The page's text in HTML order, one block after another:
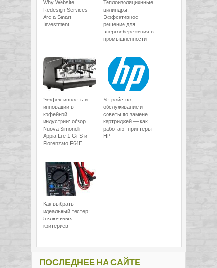
Why Website
Redesign Services
Are a Smart
Investment
Теплоизоляционные
цилиндры:
Эффективное
решение для
энергосбережения в
промышленности
Эффективность и
инновации в
кофейной
индустрии: обзор
Nuova Simonelli
Appia Life 1 Gr S и
Fiorenzato F64E
Устройство,
обслуживание и
советы по замене
картриджей — как
работают принтеры
HP
Как выбрать
идеальный тестер:
5 ключевых
критериев
ПОСЛЕДНЕЕ НА САЙТЕ